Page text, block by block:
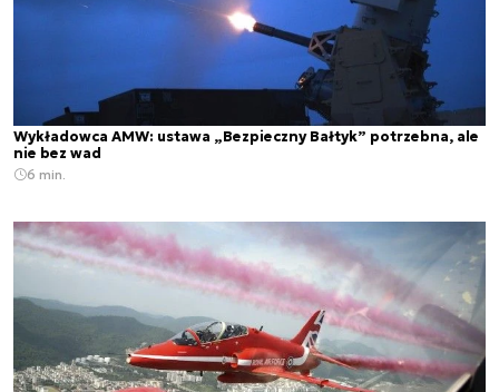
Wykładowca AMW: ustawa „Bezpieczny Bałtyk” potrzebna, ale
nie bez wad
6 min.